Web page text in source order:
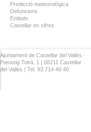
Predicció meteorològica
Defuncions
Entitats
Castellar en xifres
Ajuntament de Castellar del Vallès ·
Passeig Tolrà, 1 | 08211 Castellar
del Vallès | Tel. 93 714 40 40